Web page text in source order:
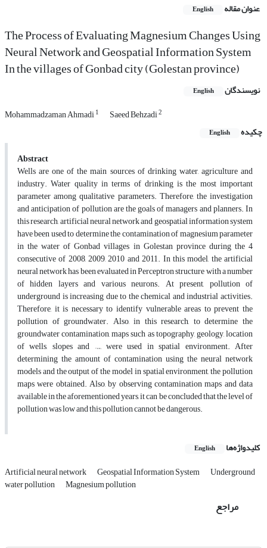
عنوان مقاله English
The Process of Evaluating Magnesium Changes Using
Neural Network and Geospatial Information System
In the villages of Gonbad city (Golestan province)
نویسندگان English
Mohammadzaman Ahmadi1 Saeed Behzadi2
چکیده English
Abstract
Wells are one of the main sources of drinking water, agriculture and
industry. Water quality in terms of drinking is the most important
parameter among qualitative parameters. Therefore, the investigation
and anticipation of pollution are the goals of managers and planners. In
this research, artificial neural network and geospatial information system
have been used to determine the contamination of magnesium parameter
in the water of Gonbad villages in Golestan province during the 4
consecutive of 2008, 2009, 2010 and 2011. In this model, the artificial
neural network has been evaluated in Perceptron structure with a number
of hidden layers and various neurons. At present, pollution of
underground is increasing due to the chemical and industrial activities.
Therefore, it is necessary to identify vulnerable areas to prevent the
pollution of groundwater. Also, in this research, to determine the
groundwater contamination, maps such as topography, geology, location
of wells, slopes and …, were used in spatial environment. After
determining the amount of contamination using the neural network
models and the output of the model in spatial environment, the pollution
maps were obtained. Also, by observing contamination maps and data
available in the aforementioned years, it can be concluded that the level of
pollution was low and this pollution cannot be dangerous.
کلیدواژه‌ها English
Artificial neural network Geospatial Information System Underground
water pollution Magnesium pollution
مراجع